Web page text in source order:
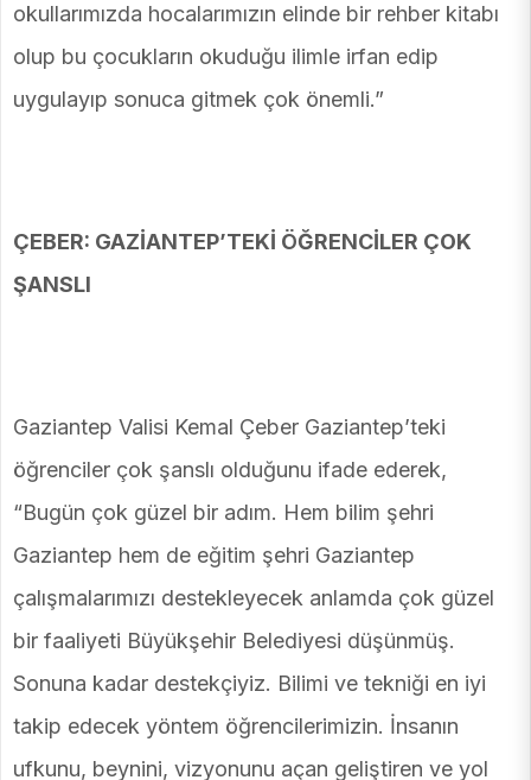
okullarımızda hocalarımızın elinde bir rehber kitabı
olup bu çocukların okuduğu ilimle irfan edip
uygulayıp sonuca gitmek çok önemli.”
ÇEBER: GAZİANTEP’TEKİ ÖĞRENCİLER ÇOK
ŞANSLI
Gaziantep Valisi Kemal Çeber Gaziantep’teki
öğrenciler çok şanslı olduğunu ifade ederek,
“Bugün çok güzel bir adım. Hem bilim şehri
Gaziantep hem de eğitim şehri Gaziantep
çalışmalarımızı destekleyecek anlamda çok güzel
bir faaliyeti Büyükşehir Belediyesi düşünmüş.
Sonuna kadar destekçiyiz. Bilimi ve tekniği en iyi
takip edecek yöntem öğrencilerimizin. İnsanın
ufkunu, beynini, vizyonunu açan geliştiren ve yol